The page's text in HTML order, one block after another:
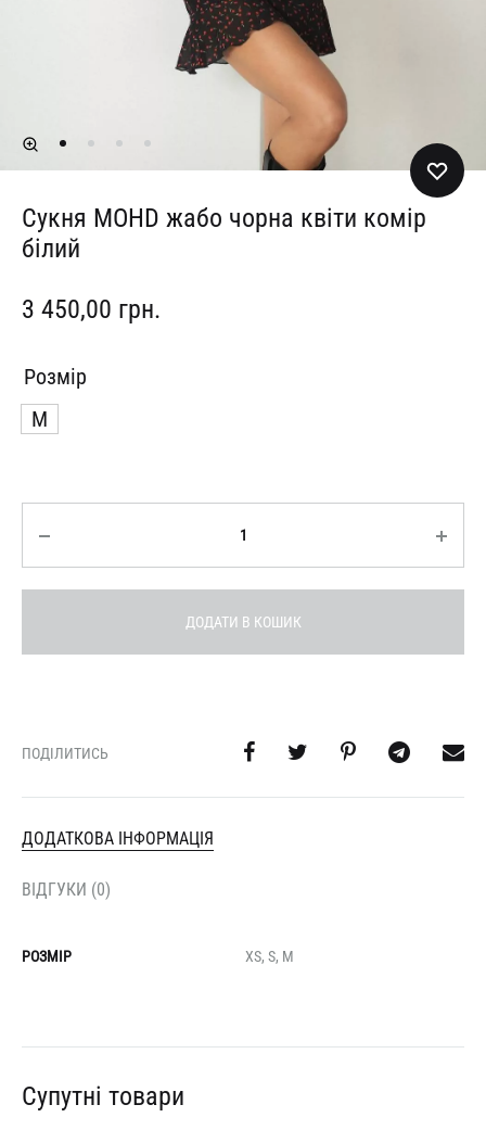
Сукня MOHD жабо чорна квіти комір
білий
3 450,00 грн.
Розмір
M
ДОДАТИ В КОШИК
ПОДІЛИТИСЬ
ДОДАТКОВА ІНФОРМАЦІЯ
ВІДГУКИ (0)
РОЗМІР XS, S, M
Супутні товари